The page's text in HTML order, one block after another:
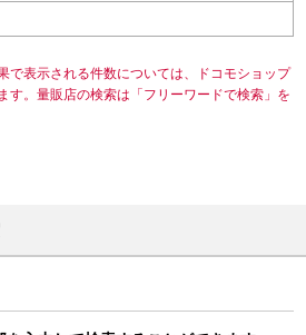
で表示される件数については、ドコモショップ
す。量販店の検索は「フリーワードで検索」を